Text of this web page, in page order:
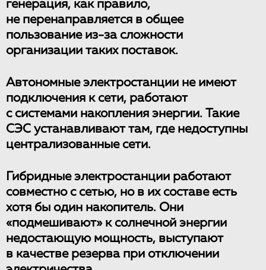
генерация, как правило,
не перенаправляется в общее
пользование из-за сложности
организации таких поставок.
Автономные электростанции не имеют
подключения к сети, работают
с системами накопления энергии. Такие
СЭС устанавливают там, где недоступны
централизованные сети.
Гибридные электростанции работают
совместно с сетью, но в их составе есть
хотя бы один накопитель. Они
«подмешивают» к солнечной энергии
недостающую мощность, выступают
в качестве резерва при отключении